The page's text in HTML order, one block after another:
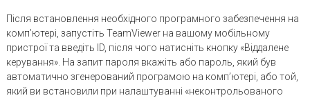
Після встановлення необхідного програмного забезпечення на
комп’ютері, запустіть TeamViewer на вашому мобільному
пристрої та введіть ID, після чого натисніть кнопку «Віддалене
керування». На запит пароля вкажіть або пароль, який був
автоматично згенерований програмою на комп’ютері, або той,
який ви встановили при налаштуванні «неконтрольованого